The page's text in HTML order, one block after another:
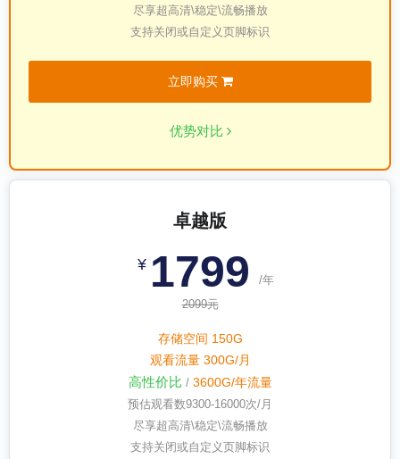
尽享超高清\稳定\流畅播放
支持关闭或自定义页脚标识
立即购买
优势对比
卓越版
¥ 1799
/年
2099元
存储空间 150G
观看流量 300G/月
高性价比 / 3600G/年流量
预估观看数9300-16000次/月
尽享超高清\稳定\流畅播放
支持关闭或自定义页脚标识